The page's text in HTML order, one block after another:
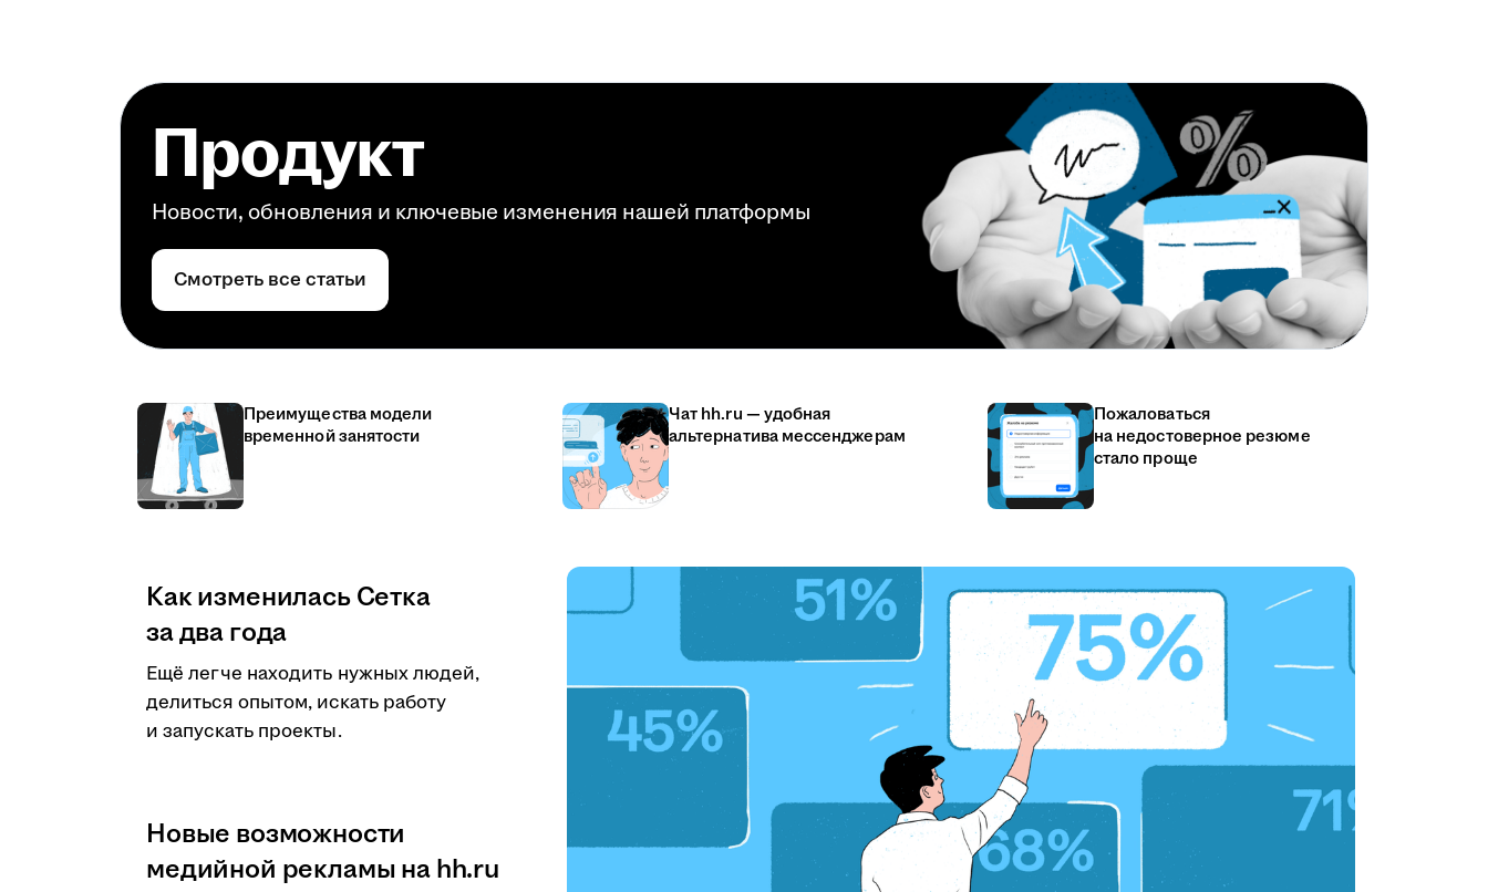
Продукт
Новости, обновления и ключевые изменения нашей платформы
Смотреть все статьи
Преимущества модели
временной занятости
Чат hh.ru — удобная
альтернатива мессенджерам
Пожаловаться
на недостоверное резюме
стало проще
Как изменилась Сетка
за два года
Ещё легче находить нужных людей,
делиться опытом, искать работу
и запускать проекты.
Новые возможности
медийной рекламы на hh.ru